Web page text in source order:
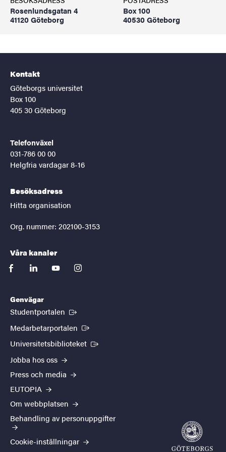
Rosenlundsgatan 4
41120 Göteborg
Box 100
40530 Göteborg
Kontakt
Göteborgs universitet
Box 100
405 30 Göteborg
Telefonväxel
031-786 00 00
Helgfria vardagar 8-16
Besöksadress
Hitta organisation
Org. nummer: 202100-3153
Våra kanaler
facebooklinkedinyoutubeinstagram
Genvägar
Studentportalen (Extern länk)
Medarbetarportalen (Extern länk)
Universitetsbiblioteket (Extern länk)
Jobba hos oss
Press och media
EUTOPIA
Om webbplatsen
Behandling av personuppgifter
Cookie-inställningar